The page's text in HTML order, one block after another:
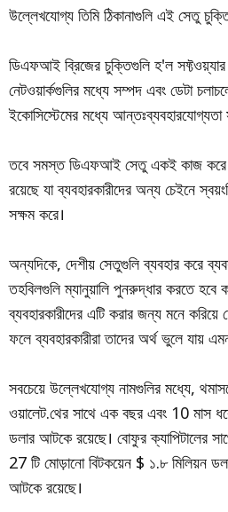
উল্লেখযোগ্য তিমি ঠিকানাগুলি এই সেতু
ডিএফআই ব্রিজের চুক্তিগুলি হ'ল
নেটওয়ার্কগুলির মধ্যে সম্পদ এবং ডেটা
ইকোসিস্টেমের মধ্যে আন্তঃব্যবহারযোগ্যতা
তবে সমস্ত ডিএফআই সেতু একই কাজ করে
রয়েছে যা ব্যবহারকারীদের অন্য চেইনে
সক্ষম করে।
অন্যদিকে, দেশীয় সেতুগুলি ব্যবহার করে
তহবিলগুলি ম্যানুয়ালি পুনরুদ্ধার করতে হবে
ব্যবহারকারীদের এটি করার জন্য মনে
ফলে ব্যবহারকারীরা তাদের অর্থ ভুলে যায়
সবচেয়ে উল্লেখযোগ্য নামগুলির মধ্যে,
ওয়ালেট.থের সাথে এক বছর এবং 10 মাস
ডলার আটকে রয়েছে। বোফুর ক্যাপিটালের
27 টি মোড়ানো বিটকয়েন $ ১.৮ মিলিয়ন
আটকে রয়েছে।